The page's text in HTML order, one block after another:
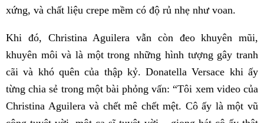
xứng, và chất liệu crepe mềm có độ rủ nhẹ như voan.
Khi đó, Christina Aguilera vẫn còn đeo khuyên mũi,
khuyên môi và là một trong những hình tượng gây tranh
cãi và khó quên của thập kỷ. Donatella Versace khi ấy
từng chia sẻ trong một bài phỏng vấn: “Tôi xem video của
Christina Aguilera và chết mê chết mệt. Cô ấy là một vũ